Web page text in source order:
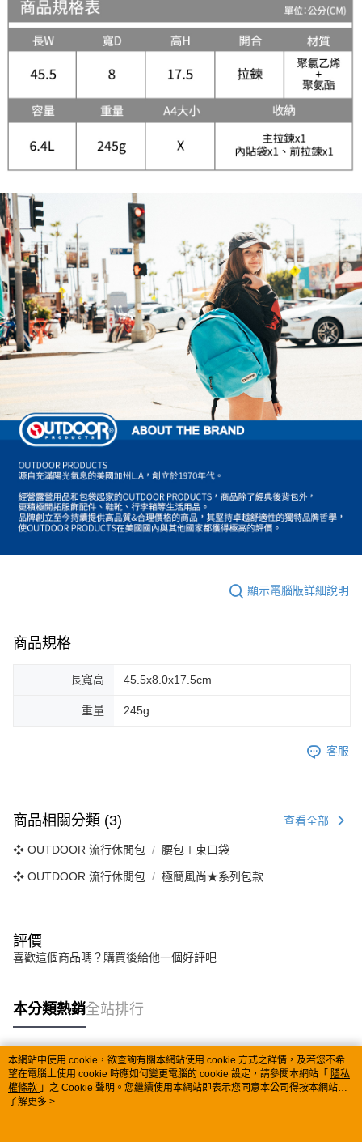
顯示電腦版詳細說明
商品規格
長寬高 45.5x8.0x17.5cm
重量 245g
客服
商品相關分類 (3) 查看全部
❖ OUTDOOR 流行休閒包 腰包∣束口袋
❖ OUTDOOR 流行休閒包 極簡風尚★系列包款
評價
喜歡這個商品嗎？購買後給他一個好評吧
本分類熱銷全站排行
熱門標籤
本網站中使用 cookie，欲查詢有關本網站使用 cookie 方式之詳情，及若您不希
望在電腦上使用 cookie 時應如何變更電腦的 cookie 設定，請參閱本網站「 隱私
權條款 」之 Cookie 聲明。您繼續使用本網站即表示您同意本公司得按本網站使
用條款之 Cookie 聲明使用 cookie。
了解更多 >